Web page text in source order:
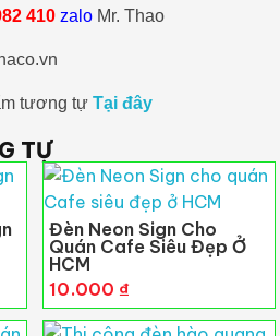
410 zalo Mr. Thao
tương tự Tại đây
TỰ
Đèn Neon Sign Cho
Quán Cafe Siêu Đẹp Ở
HCM
10.000₫